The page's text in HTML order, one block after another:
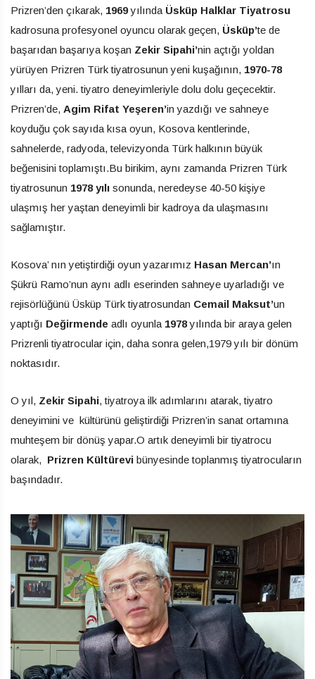
Prizren’den çıkarak, 1969yılında Üsküp Halklar Tiyatrosu
kadrosuna profesyonel oyuncu olarak geçen, Üsküp’te de
başarıdan başarıya koşan Zekir Sipahi’nin açtığı yoldan
yürüyen Prizren Türk tiyatrosunun yeni kuşağının, 1970-78
yılları da, yeni. tiyatro deneyimleriyle dolu dolu geçecektir.
Prizren’de, Agim Rifat Yeşeren’in yazdığı ve sahneye
koyduğu çok sayıda kısa oyun, Kosova kentlerinde,
sahnelerde, radyoda, televizyonda Türk halkının büyük
beğenisini toplamıştı.Bu birikim, aynı zamanda Prizren Türk
tiyatrosunun 1978 yılı sonunda, neredeyse 40-50 kişiye
ulaşmış her yaştan deneyimli bir kadroya da ulaşmasını
sağlamıştır.
Kosova’ nın yetiştirdiği oyun yazarımız Hasan Mercan’ın
Şükrü Ramo’nun aynı adlı eserinden sahneye uyarladığı ve
rejisörlüğünü Üsküp Türk tiyatrosundan Cemail Maksut’un
yaptığı Değirmende adlı oyunla 1978yılında bir araya gelen
Prizrenli tiyatrocular için, daha sonra gelen,1979 yılı bir dönüm
noktasıdır.
O yıl, Zekir Sipahi, tiyatroya ilk adımlarını atarak, tiyatro
deneyimini ve kültürünü geliştirdiği Prizren’in sanat ortamına
muhteşem bir dönüş yapar.O artık deneyimli bir tiyatrocu
olarak, Prizren Kültürevi bünyesinde toplanmış tiyatrocuların
başındadır.